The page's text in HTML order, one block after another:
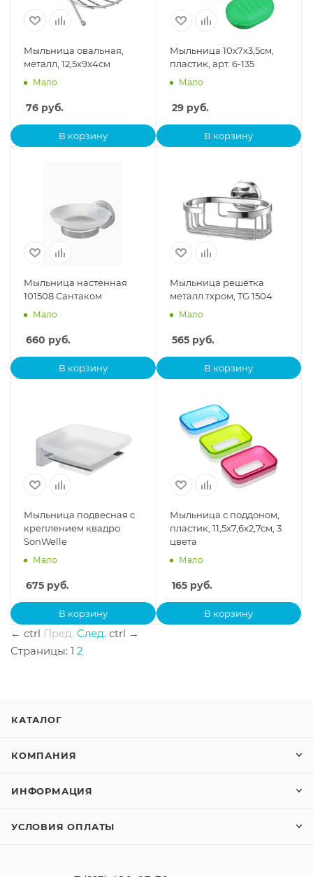
Мыльница овальная,
металл, 12,5х9х4см
Мало
76 руб.
В корзину
Мыльница 10x7x3,5см,
пластик, арт. 6-135
Мало
29руб.
В корзину
Мыльница настенная
101508 Сантаком
Мало
660 руб.
В корзину
Мыльница решётка
металл.тхром, TG 1504
Мало
565руб.
В корзину
Мыльница подвесная с
креплением квадро
SonWelle
Мало
675 руб.
В корзину
Мыльница с поддоном,
пластик, 11,5х7,6х2,7см, 3
цвета
Мало
165руб.
В корзину
← ctrl Пред. След. ctrl →
Страницы: 1 2
КАТАЛОГ
КОМПАНИЯ
ИНФОРМАЦИЯ
УСЛОВИЯ ОПЛАТЫ